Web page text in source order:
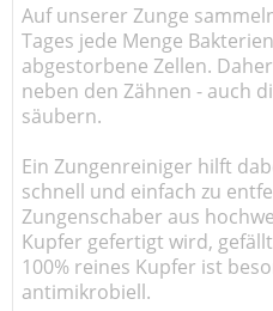
Auf unserer Zunge
Tages jede Menge
abgestorbene Zellen.
neben den Zähnen - auch
säubern.
Ein Zungenreiniger hilft
schnell und einfach zu
Zungenschaber aus
Kupfer gefertigt wird,
100% reines Kupfer ist
antimikrobiell.